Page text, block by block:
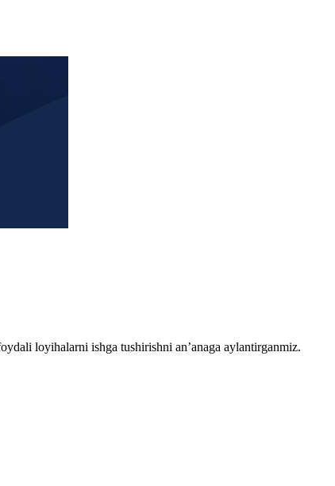
loyihalarni ishga tushirishni an’anaga aylantirganmiz.